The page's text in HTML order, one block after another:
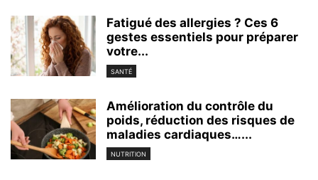
Fatigué des allergies ? Ces 6
gestes essentiels pour préparer
votre...
SANTÉ
Amélioration du contrôle du
poids, réduction des risques de
maladies cardiaques…...
NUTRITION